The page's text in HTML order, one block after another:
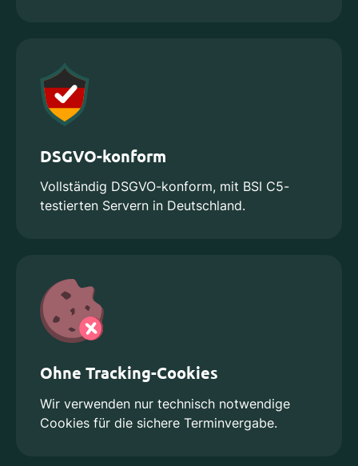
DSGVO-konform
Vollständig DSGVO-konform, mit BSI C5-
testierten Servern in Deutschland.
Ohne Tracking-Cookies
Wir verwenden nur technisch notwendige
Cookies für die sichere Terminvergabe.